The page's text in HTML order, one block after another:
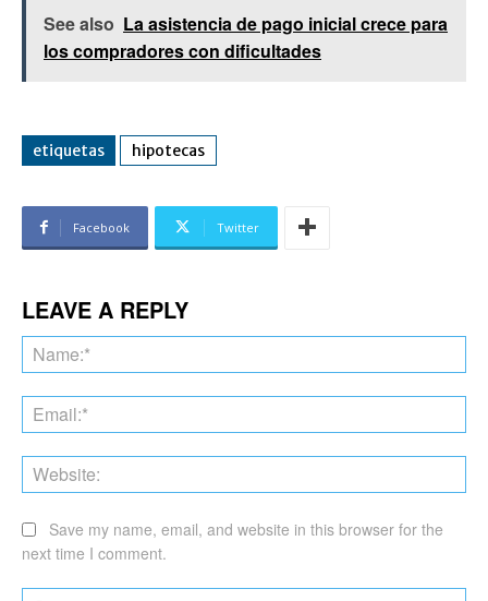
See also La asistencia de pago inicial crece para
los compradores con dificultades
etiquetas hipotecas
Facebook Twitter
LEAVE A REPLY
Save my name, email, and website in this browser for the
next time I comment.